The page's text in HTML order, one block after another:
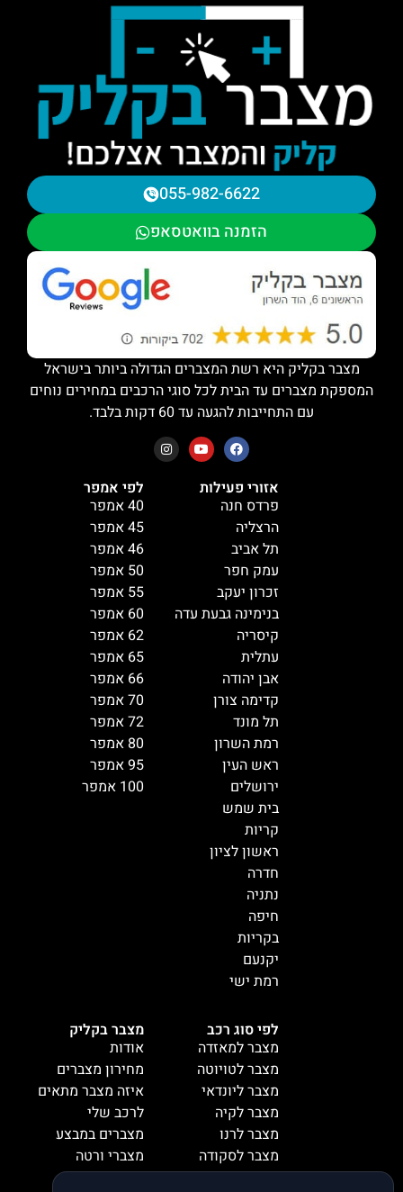
מצבר בקליק
אודות
מחירון מצברים
איזה מצבר מתאים
לרכב שלי
מצברים במבצע
מצברי ורטה
מצברי שנפ
לפי סוג רכב
מצבר למאזדה
מצבר לטויוטה
מצבר ליונדאי
מצבר לקיה
מצבר לרנו
מצבר לסקודה
מצבר למיציבושי
לפי אמפר
40 אמפר
45 אמפר
46 אמפר
50 אמפר
55 אמפר
60 אמפר
62 אמפר
65 אמפר
66 אמפר
70 אמפר
72 אמפר
80 אמפר
95 אמפר
100 אמפר
אזורי פעילות
פרדס חנה
הרצליה
תל אביב
עמק חפר
זכרון יעקב
בנימינה גבעת עדה
קיסריה
עתלית
אבן יהודה
קדימה צורן
תל מונד
רמת השרון
ראש העין
ירושלים
בית שמש
קריות
ראשון לציון
חדרה
נתניה
חיפה
בקריות
יקנעם
רמת ישי
055-982-6622
הזמנה בוואטסאפ
מצבר בקליק היא רשת המצברים הגדולה ביותר בישראל
המספקת מצברים עד הבית לכל סוגי הרכבים במחירים נוחים
עם התחייבות להגעה עד 60 דקות בלבד.